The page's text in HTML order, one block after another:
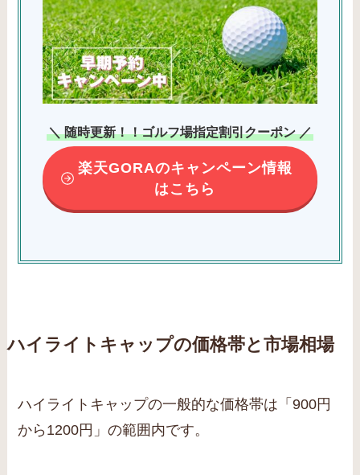
＼ 随時更新！！ゴルフ場指定割引クーポン ／
楽天GORAのキャンペーン情報
はこちら
ハイライトキャップの価格帯と市場相場
ハイライトキャップの一般的な価格帯は「900円
から1200円」の範囲内です。